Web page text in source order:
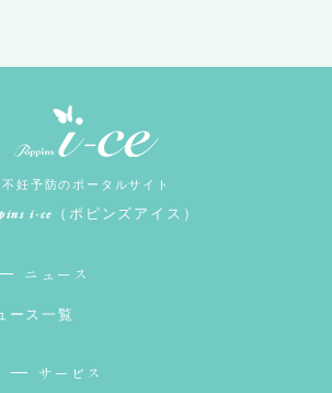
不妊予防のポータルサイト
i-ce （ポピンズアイス）
ニュース
ース一覧
サービス